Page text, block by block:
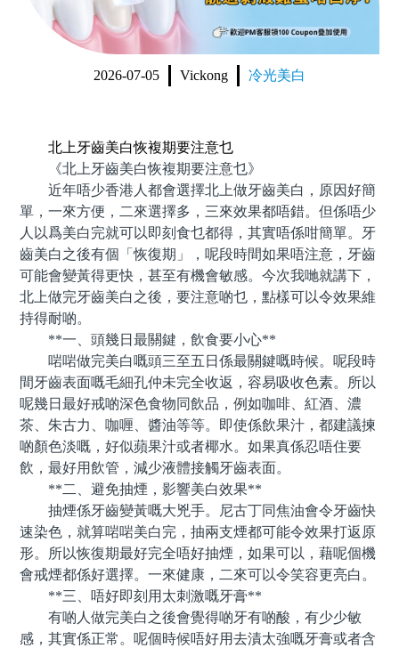
箍牙 orthodontics
收費標準 change standard
2026-07-05 Vickong 冷光美白
北上牙齒美白恢複期要注意乜
《北上牙齒美白恢複期要注意乜》
近年唔少香港人都會選擇北上做牙齒美白，原因好簡
單，一來方便，二來選擇多，三來效果都唔錯。但係唔少
人以爲美白完就可以即刻食乜都得，其實唔係咁簡單。牙
齒美白之後有個「恢復期」，呢段時間如果唔注意，牙齒
可能會變黃得更快，甚至有機會敏感。今次我哋就講下，
北上做完牙齒美白之後，要注意啲乜，點樣可以令效果維
持得耐啲。
**一、頭幾日最關鍵，飲食要小心**
啱啱做完美白嘅頭三至五日係最關鍵嘅時候。呢段時
間牙齒表面嘅毛細孔仲未完全收返，容易吸收色素。所以
呢幾日最好戒啲深色食物同飲品，例如咖啡、紅酒、濃
茶、朱古力、咖喱、醬油等等。即使係飲果汁，都建議揀
啲顏色淡嘅，好似蘋果汁或者椰水。如果真係忍唔住要
飲，最好用飲管，減少液體接觸牙齒表面。
**二、避免抽煙，影響美白效果**
抽煙係牙齒變黃嘅大兇手。尼古丁同焦油會令牙齒快
速染色，就算啱啱美白完，抽兩支煙都可能令效果打返原
形。所以恢復期最好完全唔好抽煙，如果可以，藉呢個機
會戒煙都係好選擇。一來健康，二來可以令笑容更亮白。
**三、唔好即刻用太刺激嘅牙膏**
有啲人做完美白之後會覺得啲牙有啲酸，有少少敏
感，其實係正常。呢個時候唔好用去漬太強嘅牙膏或者含